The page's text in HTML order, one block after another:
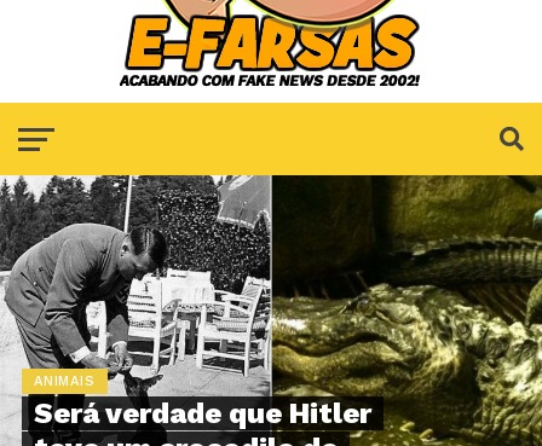
ANIMAIS
Será verdade que Hitler